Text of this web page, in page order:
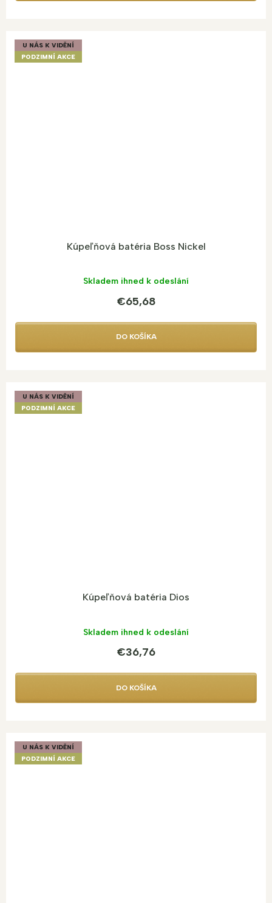
U NÁS K VIDĚNÍ
PODZIMNÍ AKCE
Kúpeľňová batéria Boss Nickel
Skladem ihned k odeslání
€65,68
DO KOŠÍKA
U NÁS K VIDĚNÍ
PODZIMNÍ AKCE
Kúpeľňová batéria Dios
Skladem ihned k odeslání
€36,76
DO KOŠÍKA
U NÁS K VIDĚNÍ
PODZIMNÍ AKCE